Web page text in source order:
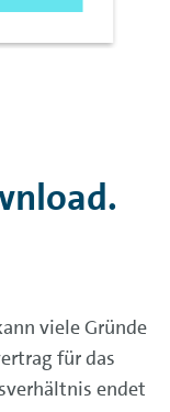
viele Gründe
für das
endet